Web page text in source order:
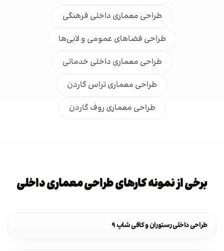
طراحی معماری داخلی فرهنگی
طراحی فضاهای عمومی و لابی‌ها
طراحی معماری داخلی خدماتی
طراحی معماری تراس گاردن
طراحی معماری روف گاردن
برخی از نمونه کارهای طراحی معماری داخلی
طراحی داخلی رستوران و کافی شاپ ۹